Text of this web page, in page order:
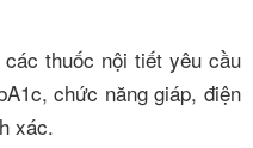
các thuốc nội tiết yêu cầu
chức năng giáp, điện
xác.